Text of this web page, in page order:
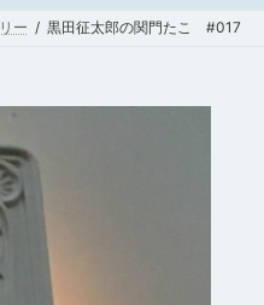
ー 黒田征太郎の関門たこ #017